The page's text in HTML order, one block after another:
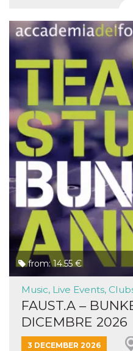
from: 14.55 €
Music, Live Events,
FAUST.A –
DICEMBRE 2026
3 DECEMBER 2026